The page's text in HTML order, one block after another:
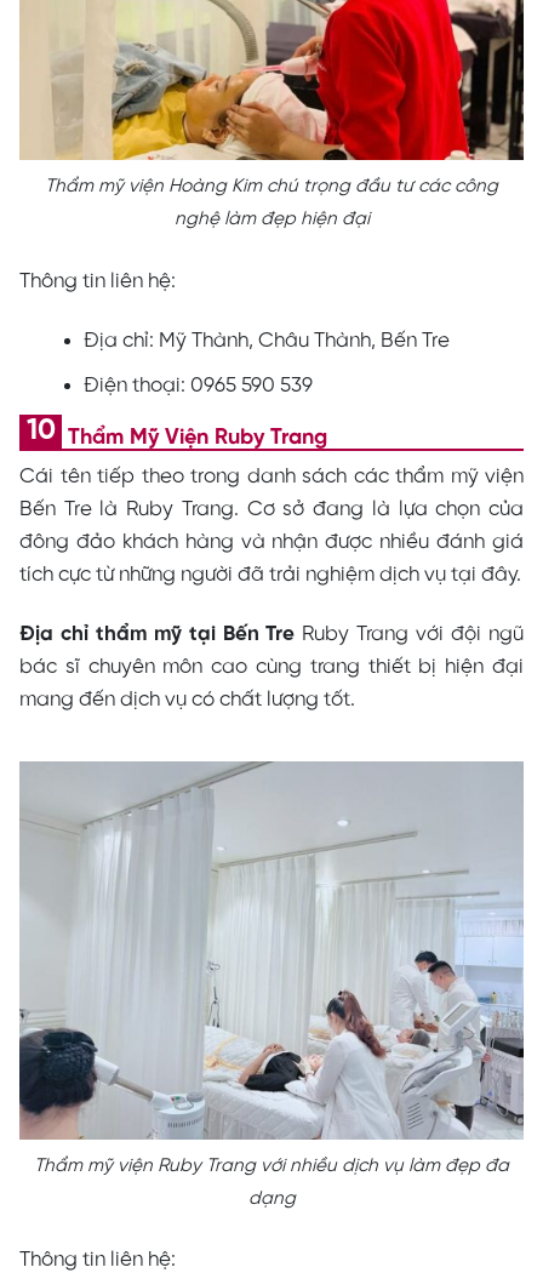
Thẩm mỹ viện Hoàng Kim chú trọng đầu tư các công
nghệ làm đẹp hiện đại
Thông tin liên hệ:
Địa chỉ: Mỹ Thành, Châu Thành, Bến Tre
Điện thoại: 0965 590 539
Thẩm Mỹ Viện Ruby Trang
Cái tên tiếp theo trong danh sách các thẩm mỹ viện
Bến Tre là Ruby Trang. Cơ sở đang là lựa chọn của
đông đảo khách hàng và nhận được nhiều đánh giá
tích cực từ những người đã trải nghiệm dịch vụ tại đây.
Địa chỉ thẩm mỹ tại Bến Tre Ruby Trang với đội ngũ
bác sĩ chuyên môn cao cùng trang thiết bị hiện đại
mang đến dịch vụ có chất lượng tốt.
Thẩm mỹ viện Ruby Trang với nhiều dịch vụ làm đẹp đa
dạng
Thông tin liên hệ: